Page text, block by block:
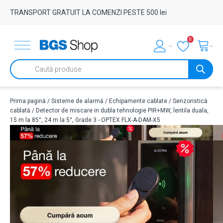
TRANSPORT GRATUIT LA COMENZI PESTE 500 lei
0
Products
search
Prima pagină / Sisteme de alarmă / Echipamente cablate / Senzoristică
cablată / Detector de miscare in dubla tehnologie PIR+MW, lentila duala,
15 m la 85°, 24 m la 5°, Grade 3 - OPTEX FLX-A-DAM-X5